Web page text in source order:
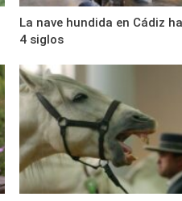
La nave hundida en Cádiz
4 siglos